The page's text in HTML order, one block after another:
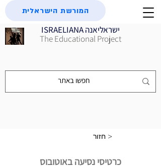
ISRAELIANA ישראליאנה
The Educational Project
המורשת הישראלית
חזור >
כרטיסי נסיעה באוטובוס